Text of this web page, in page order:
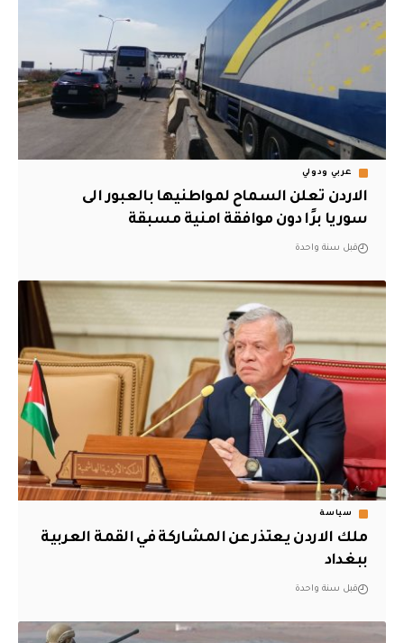
عربي ودولي
الاردن تعلن السماح لمواطنيها بالعبور الى
سوريا برًا دون موافقة امنية مسبقة
قبل سنة واحدة
سياسة
ملك الاردن يعتذر عن المشاركة في القمة العربية
ببغداد
قبل سنة واحدة